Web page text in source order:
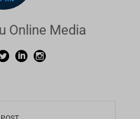
Online Media